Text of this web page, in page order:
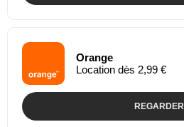
Orange
Location dès 2,99 €
REGARDER